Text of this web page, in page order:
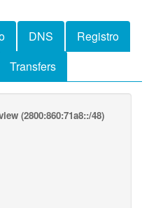
DNS
Registro
Transfers
(2800:860:71a8::/48)